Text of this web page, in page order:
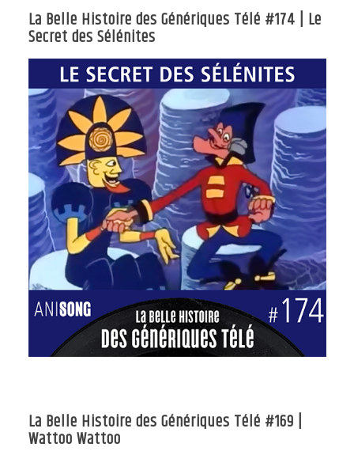
La Belle Histoire des Génériques Télé #174 | Le
Secret des Sélénites
La Belle Histoire des Génériques Télé #169 |
Wattoo Wattoo